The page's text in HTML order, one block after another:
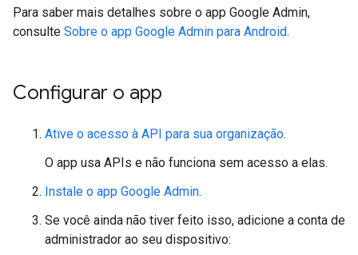
Para saber mais detalhes sobre o app Google Admin,
consulte Sobre o app Google Admin para Android.
Configurar o app
Ative o acesso à API para sua organização.
O app usa APIs e não funciona sem acesso a elas.
Instale o app Google Admin.
Se você ainda não tiver feito isso, adicione a conta de
administrador ao seu dispositivo: